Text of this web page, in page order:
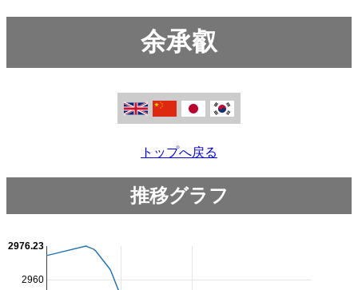
余承叡
トップへ戻る
推移グラフ
2960
2976.23